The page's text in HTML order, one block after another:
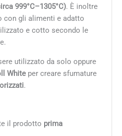
999°C–1305°C). È inoltre
gli alimenti e adatto
e cotto secondo le
utilizzato da solo oppure
White per creare sfumature
.
il prodotto prima